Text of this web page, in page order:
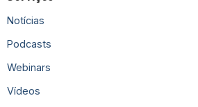
Notícias
Podcasts
Webinars
Vídeos